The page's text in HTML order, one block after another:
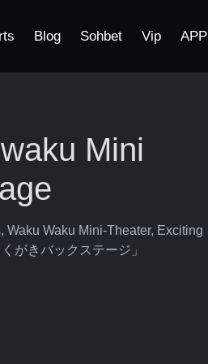
Blog Sohbet Vip APP
Mini
Waku Mini-Theater, Exciting
がきバックステージ」